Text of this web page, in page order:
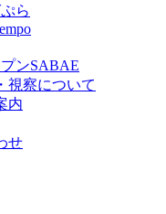
ら
ンSABAE
視察について
内
せ